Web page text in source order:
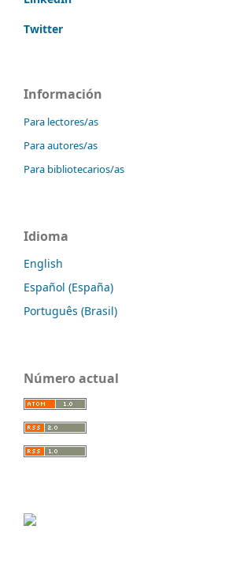
Twitter
Información
Para lectores/as
Para autores/as
Para bibliotecarios/as
Idioma
English
Español (España)
Português (Brasil)
Número actual